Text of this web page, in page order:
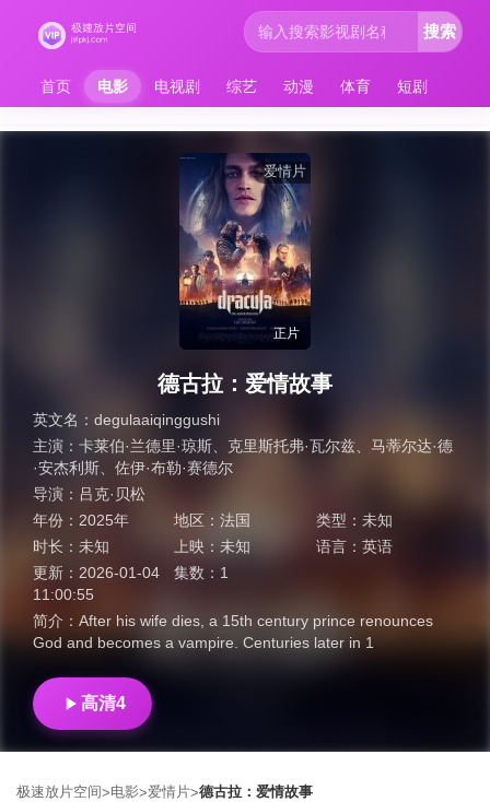
首页 电影 电视剧 综艺 动漫 体育 短剧
搜索
爱情片
正片
德古拉：爱情故事
英文名： degulaaiqinggushi
主演： 卡莱伯·兰德里·琼斯 克里斯托弗·瓦尔兹
马蒂尔达·德
·安杰利斯
佐伊·布勒·赛德尔
导演： 吕克·贝松
年份： 2025年 地区：法国 类型： 未知
时长： 未知 上映：未知 语言： 英语
更新： 2026-01-04
11:00:55
集数： 1
简介： After his wife dies, a 15th century prince renounces
God and becomes a vampire. Centuries later in 1
高清4
极速放片空间>电影>爱情片>德古拉：爱情故事